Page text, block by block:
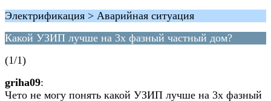
Электрификация > Аварийная ситуация
Какой УЗИП лучше на 3х фазный частный дом?
(1/1)
griha09:
Чето не могу понять какой УЗИП лучше на 3х фазный